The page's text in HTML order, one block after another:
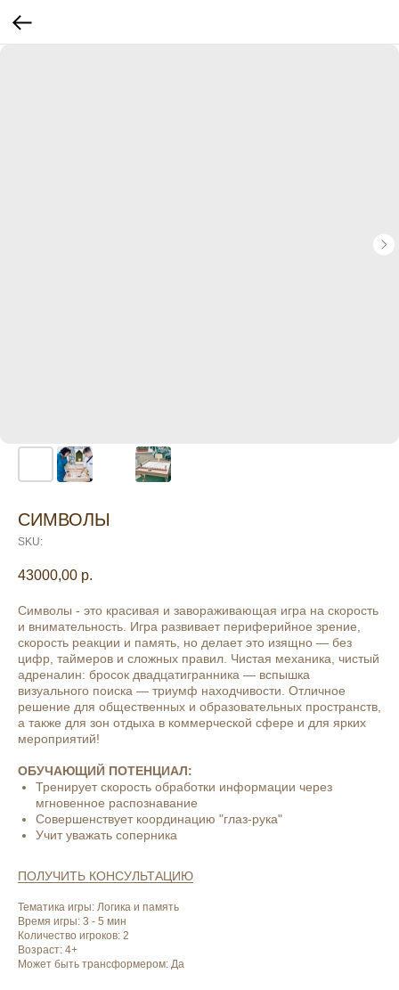
СИМВОЛЫ
SKU:
43000,00 р.
Символы - это красивая и завораживающая игра на скорость
и внимательность. Игра развивает периферийное зрение,
скорость реакции и память, но делает это изящно — без
цифр, таймеров и сложных правил. Чистая механика, чистый
адреналин: бросок двадцатигранника — вспышка
визуального поиска — триумф находчивости. Отличное
решение для общественных и образовательных пространств,
а также для зон отдыха в коммерческой сфере и для ярких
мероприятий!
ОБУЧАЮЩИЙ ПОТЕНЦИАЛ:
Тренирует скорость обработки информации через
мгновенное распознавание
Совершенствует координацию "глаз-рука"
Учит уважать соперника
ПОЛУЧИТЬ КОНСУЛЬТАЦИЮ
Тематика игры: Логика и память
Время игры: 3 - 5 мин
Количество игроков: 2
Возраст: 4+
Может быть трансформером: Да